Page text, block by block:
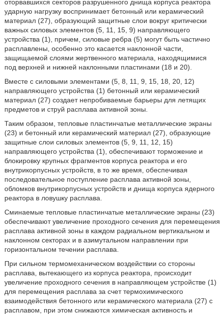
оторвавшихся секторов разрушенного днища корпуса реактора
ударную нагрузку воспринимает бетонный или керамический
материал (27), образующий защитные слои вокруг критически
важных силовых элементов (5, 11, 15, 9) направляющего
устройства (1), причем, силовые ребра (5) могут быть частично
расплавлены, особенно это касается наклонной части,
защищаемой слоями жертвенного материала, находящимися
под верхней и нижней наклонными пластинами (18 и 20).
Вместе с силовыми элементами (5, 8, 11, 9, 15, 18, 20, 12)
направляющего устройства (1) бетонный или керамический
материал (27) создает непробиваемые барьеры для летящих
предметов и струй расплава активной зоны.
Таким образом, тепловые пластинчатые металлические экраны
(23) и бетонный или керамический материал (27), образующие
защитные слои силовых элементов (5, 9, 11, 12, 15)
направляющего устройства (1), обеспечивают торможение и
блокировку крупных фрагментов корпуса реактора и его
внутрикорпусных устройств, в то же время, обеспечивая
последовательное поступление расплава активной зоны,
обломков внутрикорпусных устройств и днища корпуса ядерного
реактора в ловушку расплава.
Сминаемые тепловые пластинчатые металлические экраны (23)
обеспечивают увеличение проходного сечения для перемещения
расплава активной зоны в каждом радиальном вертикальном и
наклонном секторах и в азимутальном направлении при
горизонтальном течении расплава.
При сильном термомеханическом воздействии со стороны
расплава, вытекающего из корпуса реактора, происходит
увеличение проходного сечения в направляющем устройстве (1)
для перемещения расплава за счет термохимического
взаимодействия бетонного или керамического материала (27) с
расплавом, при этом снижаются химическая активность и